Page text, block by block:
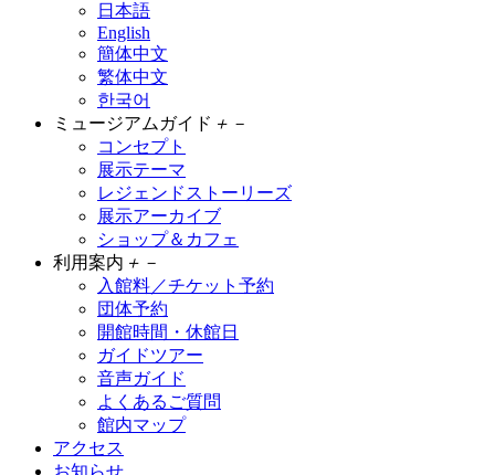
日本語
English
簡体中文
繁体中文
한국어
ミュージアムガイド ＋ －
コンセプト
展示テーマ
レジェンドストーリーズ
展示アーカイブ
ショップ＆カフェ
利用案内 ＋ －
入館料／チケット予約
団体予約
開館時間・休館日
ガイドツアー
音声ガイド
よくあるご質問
館内マップ
アクセス